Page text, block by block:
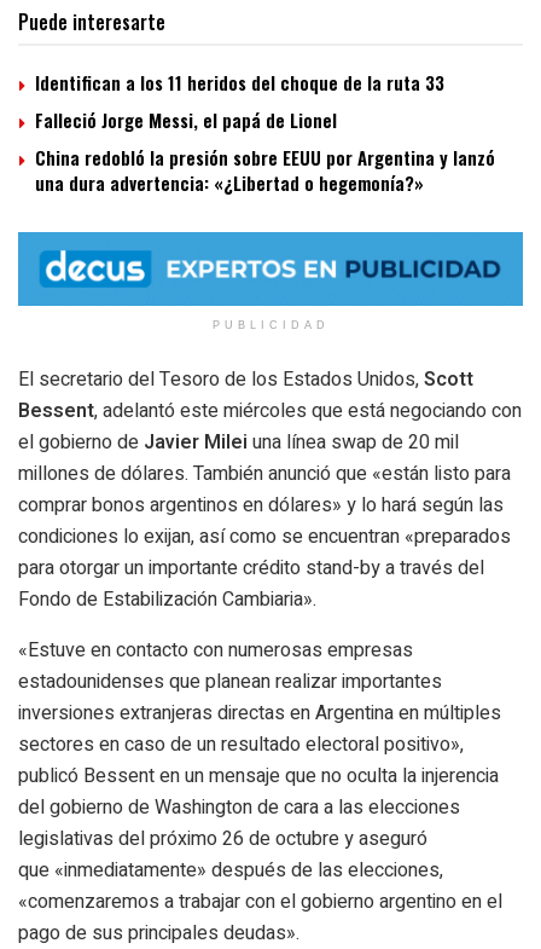
Puede interesarte
Identifican a los 11 heridos del choque de la ruta 33
Falleció Jorge Messi, el papá de Lionel
China redobló la presión sobre EEUU por Argentina y lanzó
una dura advertencia: «¿Libertad o hegemonía?»
PUBLICIDAD
El secretario del Tesoro de los Estados Unidos,Scott
Bessent, adelantó este miércoles que está negociando con
el gobierno de Javier Milei una línea swap de 20 mil
millones de dólares. También anunció que «están listo para
comprar bonos argentinos en dólares» y lo hará según las
condiciones lo exijan, así como se encuentran «preparados
para otorgar un importante crédito stand-bya través del
Fondo de Estabilización Cambiaria».
«Estuve en contacto con numerosas empresas
estadounidenses que planean realizar importantes
inversiones extranjeras directas en Argentina en múltiples
sectores en caso de un resultado electoral positivo»,
publicó Bessent en un mensaje que no oculta la injerencia
del gobierno de Washington de cara a las elecciones
legislativas del próximo 26 de octubre y aseguró
que «inmediatamente» después de las elecciones,
«comenzaremos a trabajar con el gobierno argentino en el
pago de sus principales deudas».